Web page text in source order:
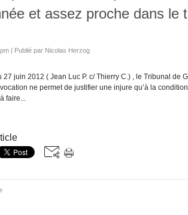
et assez proche dans le
| Publié par Nicolas Herzog
27 juin 2012 ( Jean Luc P. c/ Thierry C.) , le Tribunal de
ne permet de justifier une injure qu’à la
faire...